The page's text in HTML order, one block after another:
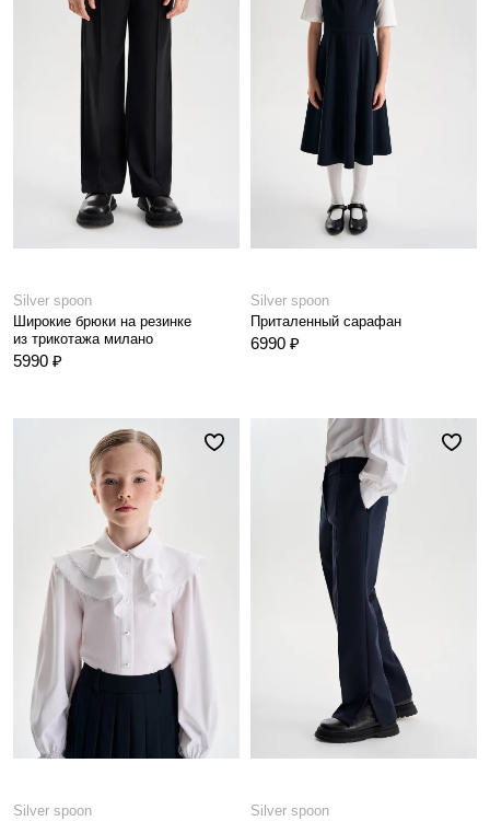
Silver spoon
Широкие брюки на резинке
из трикотажа милано
5990 ₽
Silver spoon
Приталенный сарафан
6990 ₽
Silver spoon
Silver spoon